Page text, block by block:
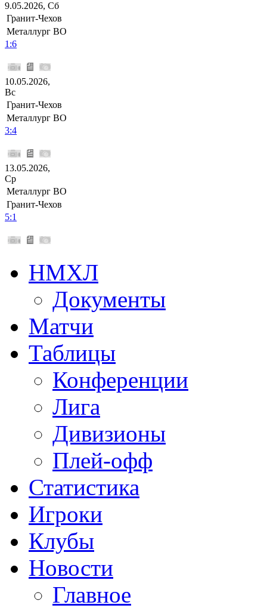
9.05.2026, Сб
Гранит-Чехов
Металлург ВО
1:6
10.05.2026,
Вс
Гранит-Чехов
Металлург ВО
3:4
13.05.2026,
Ср
Металлург ВО
Гранит-Чехов
5:1
НМХЛ
Документы
Матчи
Таблицы
Конференции
Лига
Дивизионы
Плей-офф
Статистика
Игроки
Клубы
Новости
Главное